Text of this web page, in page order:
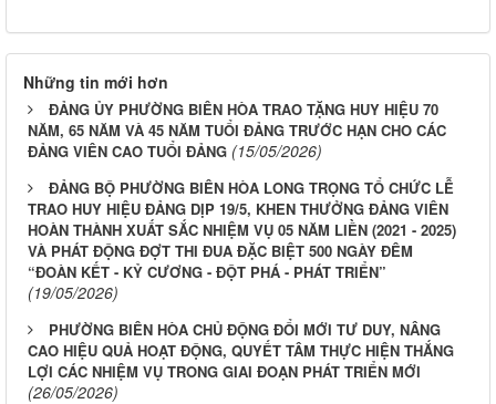
Những tin mới hơn
ĐẢNG ỦY PHƯỜNG BIÊN HÒA TRAO TẶNG HUY HIỆU 70
NĂM, 65 NĂM VÀ 45 NĂM TUỔI ĐẢNG TRƯỚC HẠN CHO CÁC
ĐẢNG VIÊN CAO TUỔI ĐẢNG (15/05/2026)
ĐẢNG BỘ PHƯỜNG BIÊN HÒA LONG TRỌNG TỔ CHỨC LỄ
TRAO HUY HIỆU ĐẢNG DỊP 19/5, KHEN THƯỞNG ĐẢNG VIÊN
HOÀN THÀNH XUẤT SẮC NHIỆM VỤ 05 NĂM LIỀN (2021 - 2025)
VÀ PHÁT ĐỘNG ĐỢT THI ĐUA ĐẶC BIỆT 500 NGÀY ĐÊM
“ĐOÀN KẾT - KỶ CƯƠNG - ĐỘT PHÁ - PHÁT TRIỂN”
(19/05/2026)
PHƯỜNG BIÊN HÒA CHỦ ĐỘNG ĐỔI MỚI TƯ DUY, NÂNG
CAO HIỆU QUẢ HOẠT ĐỘNG, QUYẾT TÂM THỰC HIỆN THẮNG
LỢI CÁC NHIỆM VỤ TRONG GIAI ĐOẠN PHÁT TRIỂN MỚI
(26/05/2026)